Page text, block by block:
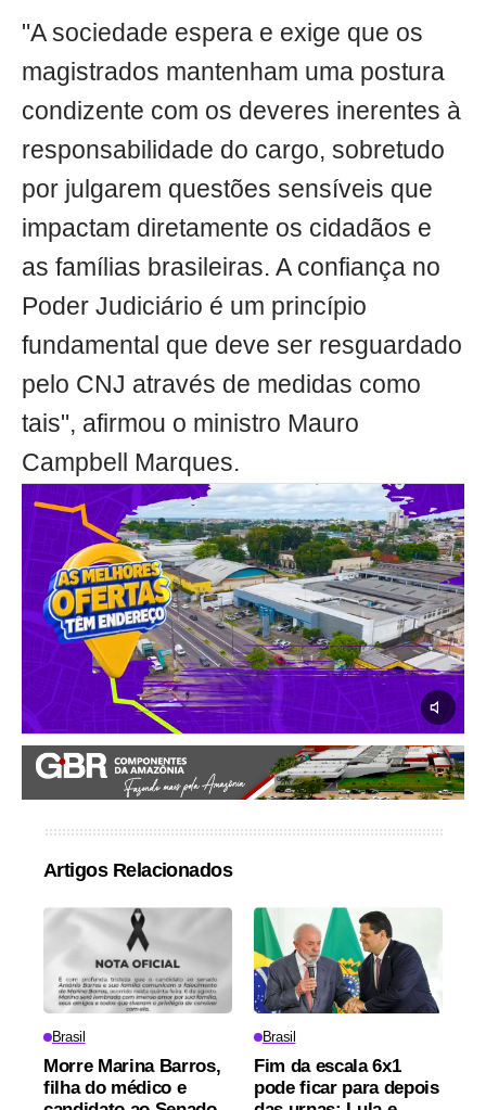
"A sociedade espera e exige que os
magistrados mantenham uma postura
condizente com os deveres inerentes à
responsabilidade do cargo, sobretudo
por julgarem questões sensíveis que
impactam diretamente os cidadãos e
as famílias brasileiras. A confiança no
Poder Judiciário é um princípio
fundamental que deve ser resguardado
pelo CNJ através de medidas como
tais", afirmou o ministro Mauro
Campbell Marques.
Artigos Relacionados
Brasil
Morre Marina Barros,
filha do médico e
Brasil
Fim da escala 6x1
pode ficar para depois